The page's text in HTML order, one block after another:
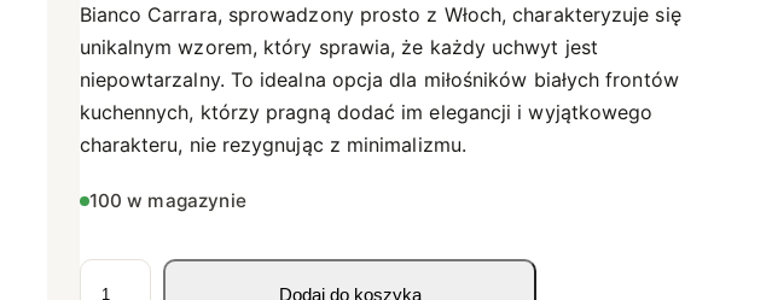
Bianco Carrara, sprowadzony prosto z Włoch, charakteryzuje się
unikalnym wzorem, który sprawia, że każdy uchwyt jest
niepowtarzalny. To idealna opcja dla miłośników białych frontów
kuchennych, którzy pragną dodać im elegancji i wyjątkowego
charakteru, nie rezygnując z minimalizmu.
100 w magazynie
i
Dodaj do koszyka